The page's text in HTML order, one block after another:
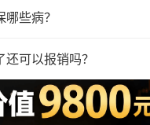
些病？
可以报销吗？